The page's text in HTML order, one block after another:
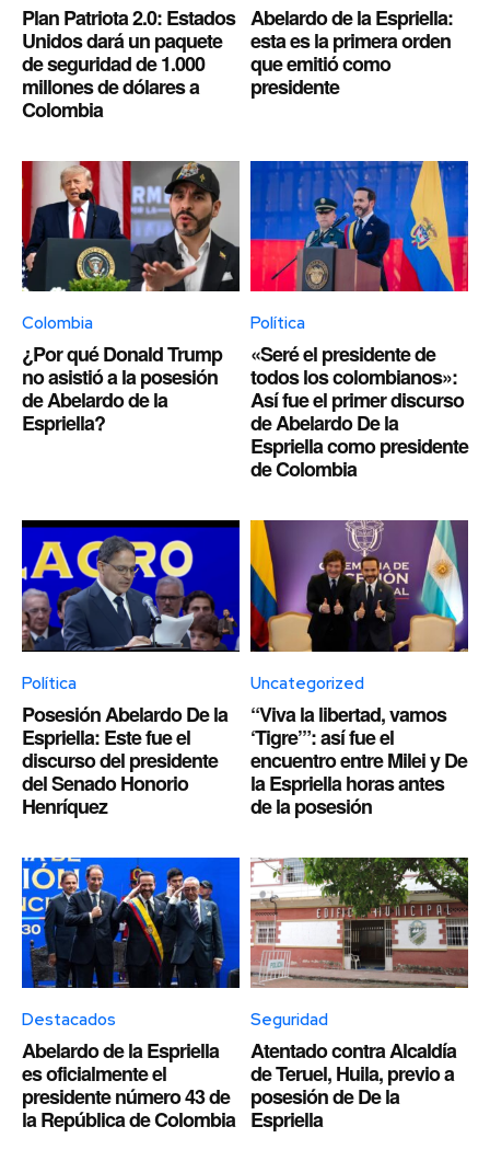
Plan Patriota 2.0: Estados
Unidos dará un paquete
de seguridad de 1.000
millones de dólares a
Colombia
Abelardo de la Espriella:
esta es la primera orden
que emitió como
presidente
Colombia
¿Por qué Donald Trump
no asistió a la posesión
de Abelardo de la
Espriella?
Política
«Seré el presidente de
todos los colombianos»:
Así fue el primer discurso
de Abelardo De la
Espriella como presidente
de Colombia
Política
Posesión Abelardo De la
Espriella: Este fue el
discurso del presidente
del Senado Honorio
Henríquez
Uncategorized
“Viva la libertad, vamos
‘Tigre’”: así fue el
encuentro entre Milei y De
la Espriella horas antes
de la posesión
Destacados
Abelardo de la Espriella
es oficialmente el
presidente número 43 de
la República de Colombia
Seguridad
Atentado contra Alcaldía
de Teruel, Huila, previo a
posesión de De la
Espriella